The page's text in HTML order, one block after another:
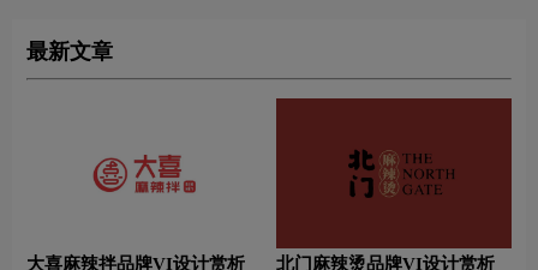
最新文章
大喜麻辣拌品牌VI设计赏析 北门麻辣烫品牌VI设计赏析